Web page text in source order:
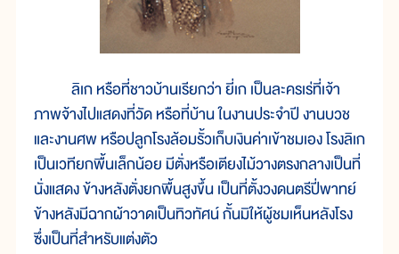
ลิเก หรือที่ชาวบ้านเรียกว่า ยี่เก เป็นละครเร่ที่เจ้า
ภาพจ้างไปแสดงที่วัด หรือที่บ้าน ในงานประจำปี งานบวช
และงานศพ หรือปลูกโรงล้อมรั้วเก็บเงินค่าเข้าชมเอง โรงลิเก
เป็นเวทียกพื้นเล็กน้อย มีตั่งหรือเตียงไม้วางตรงกลางเป็นที่
นั่งแสดง ข้างหลังตั่งยกพื้นสูงขึ้น เป็นที่ตั้งวงดนตรีปี่พาทย์
ข้างหลังมีฉากผ้าวาดเป็นทิวทัศน์ กั้นมิให้ผู้ชมเห็นหลังโรง
ซึ่งเป็นที่สำหรับแต่งตัว